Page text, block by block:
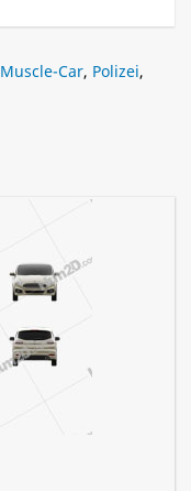
Muscle-Car, Polizei,